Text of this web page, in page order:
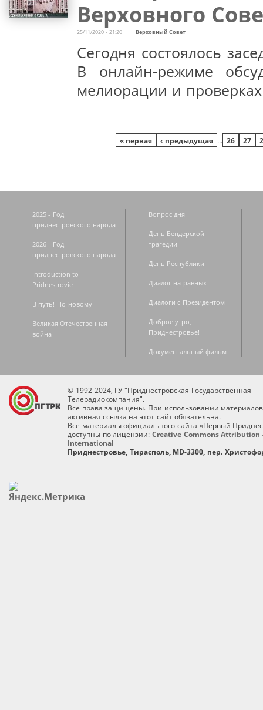
Верховного
25/11/2020 - 21:20 Верховный Совет
Сегодня состоялось
В онлайн-режиме
мелиорации и
« первая ‹ предыдущая … 26 27
2025 - Год
приднестровского народа
2026 - Год
приднестровского народа
Introduction to
Pridnestrovie
В путь! По-новому
Великая Отечественная
война
Вопрос дня
День Бендерской
трагедии
День Республики
Диалог на равных
Диалоги с Президентом
Доброе утро,
Приднестровье!
Документальный фильм
© 1992-2024, ГУ "Приднестровская Государственная
Телерадиокомпания".
Все права защищены. При использовании
активная ссылка на этот сайт обязательна.
Все материалы официального сайта «Первый
доступны по лицензии: Creative Commons Attribution
International
Приднестровье, Тирасполь, MD-3300, пер.